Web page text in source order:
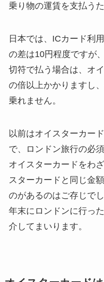
乗り物の運賃を支払う
日本では、ICカード利
の差は10円程度ですが
切符で払う場合は、オ
の倍以上かかりますし
乗れません。
以前はオイスターカー
で、ロンドン旅行の必
オイスターカードをわ
スターカードと同じ金
のがあるのはご存じで
年末にロンドンに行っ
介してまいります。